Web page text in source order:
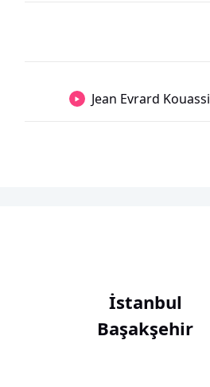
Jean Evrard Kouassi
İstanbul
Başakşehir